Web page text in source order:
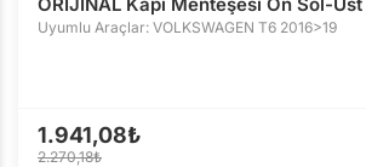
Uyumlu Araçlar: VOLKSWAGEN T6 2016>19
1.941,08₺
2.270,18₺